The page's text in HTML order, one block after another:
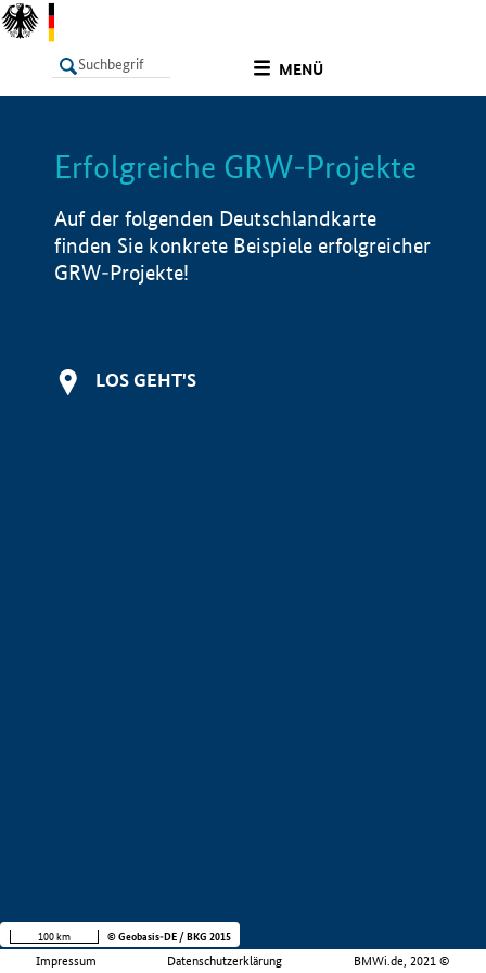
MENÜ
LISTE Info
Erfolgreiche GRW-Projekte
Auf der folgenden Deutschlandkarte
finden Sie konkrete Beispiele erfolgreicher
GRW-Projekte!
LOS GEHT'S
Impressum Datenschutzerklärung BMWi.de, 2021 ©
100 km © Geobasis-DE / BKG 2015